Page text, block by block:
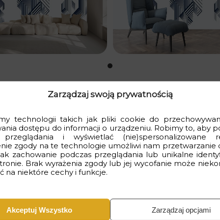
Zarządzaj swoją prywatnością
technologii takich jak pliki cookie do
dostępu do informacji o urządzeniu. Robimy to, aby
przeglądania i wyświetlać (nie)spersonalizowane
zgody na te technologie umożliwi nam przetwarzanie
zachowanie podczas przeglądania lub unikalne
Brak wyrażenia zgody lub jej wycofanie może
na niektóre cechy i funkcje.
Akceptuj Wszystko Zarządzaj opcjami
wnętrza? TaFototapeta Geometryczne Miasto
nabierze nowego charakteru i wyrazistości.